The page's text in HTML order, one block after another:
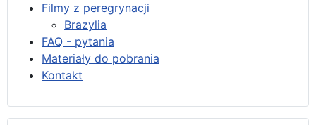
Filmy z peregrynacji
Brazylia
FAQ - pytania
Materiały do pobrania
Kontakt